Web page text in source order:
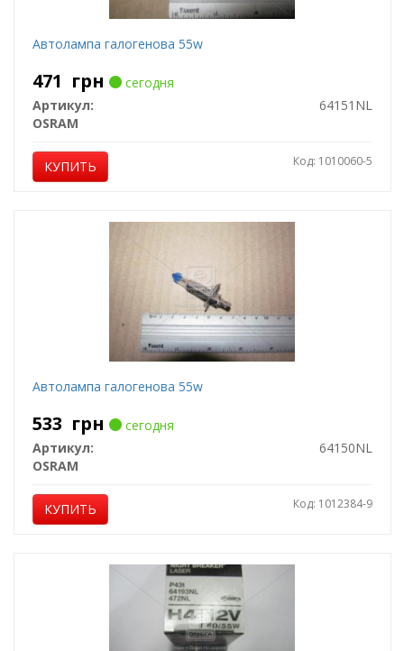
Автолампа галогенова 55w
471 грн
сегодня
Артикул:
64151NL
OSRAM
КУПИТЬ Код: 1010060-5
Автолампа галогенова 55w
533 грн
сегодня
Артикул:
64150NL
OSRAM
КУПИТЬ Код: 1012384-9